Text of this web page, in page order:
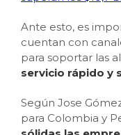
Ante esto, es
cuentan con
para soportar las
servicio rápido y
Según Jose
para Colombia y